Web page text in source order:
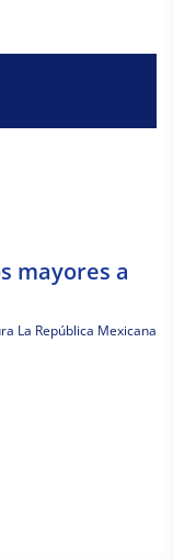
mayores a
La República Mexicana